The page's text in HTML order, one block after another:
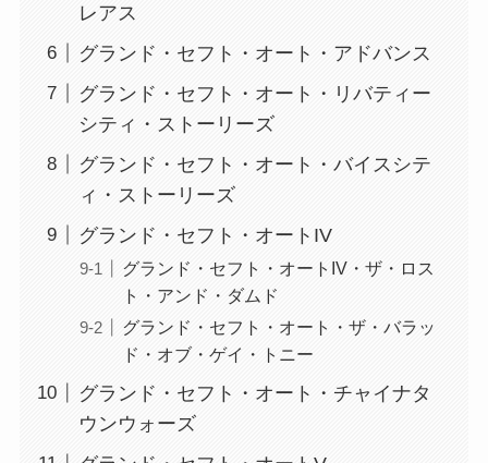
レアス
グランド・セフト・オート・アドバンス
グランド・セフト・オート・リバティー
シティ・ストーリーズ
グランド・セフト・オート・バイスシテ
ィ・ストーリーズ
グランド・セフト・オートIV
グランド・セフト・オートIV・ザ・ロス
ト・アンド・ダムド
グランド・セフト・オート・ザ・バラッ
ド・オブ・ゲイ・トニー
グランド・セフト・オート・チャイナタ
ウンウォーズ